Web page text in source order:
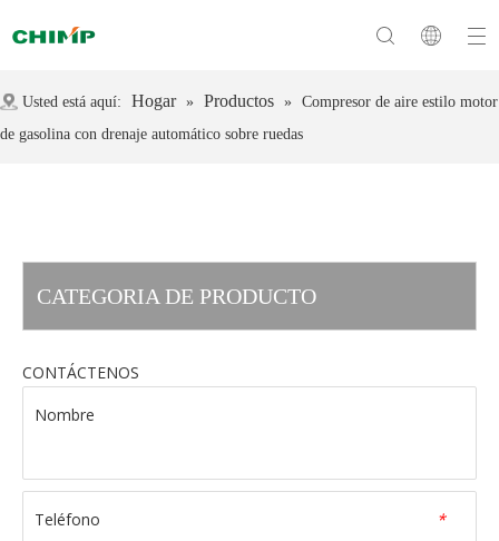
Usted está aquí: Hogar » Productos » Compresor de aire estilo motor
de gasolina con drenaje automático sobre ruedas
CATEGORIA DE PRODUCTO
CONTÁCTENOS
Nombre
*
Teléfono